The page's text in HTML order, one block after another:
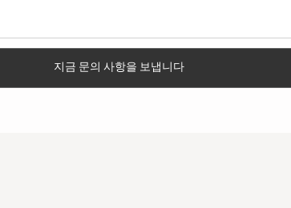
지금 문의 사항을 보냅니다